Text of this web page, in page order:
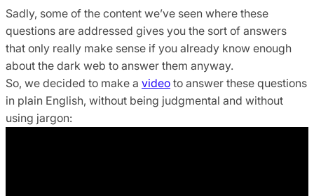
Sadly, some of the content we’ve seen where these
questions are addressed gives you the sort of answers
that only really make sense if you already know enough
about the dark web to answer them anyway.
So, we decided to make a video to answer these questions
in plain English, without being judgmental and without
using jargon: